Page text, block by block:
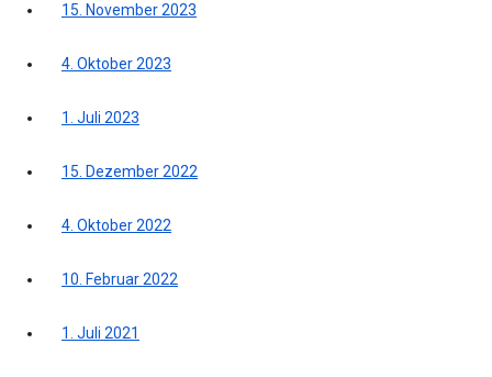
15. November 2023
4. Oktober 2023
1. Juli 2023
15. Dezember 2022
4. Oktober 2022
10. Februar 2022
1. Juli 2021